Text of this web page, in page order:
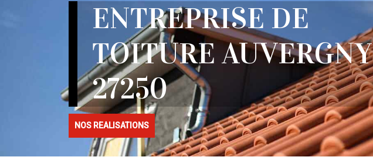
ENTREPRISE DE
TOITURE AUVERGNY
27250
NOS REALISATIONS